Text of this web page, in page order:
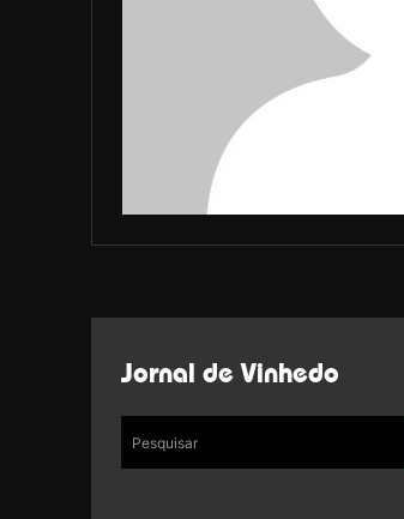
Jornal de Vinhedo
Pesquisar